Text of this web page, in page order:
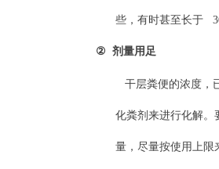
些，有时甚至长于
② 剂量用足
干层粪便的浓度，
化粪剂来进行化解。
量，尽量按使用上限